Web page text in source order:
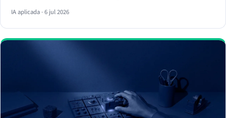
información citable, ganarte autoridad de terceros y demostrar
experiencia real. Empieza hoy, porque la IA ya decide a quién
nombrar y a quién ignorar.
IA aplicada · 6 jul 2026